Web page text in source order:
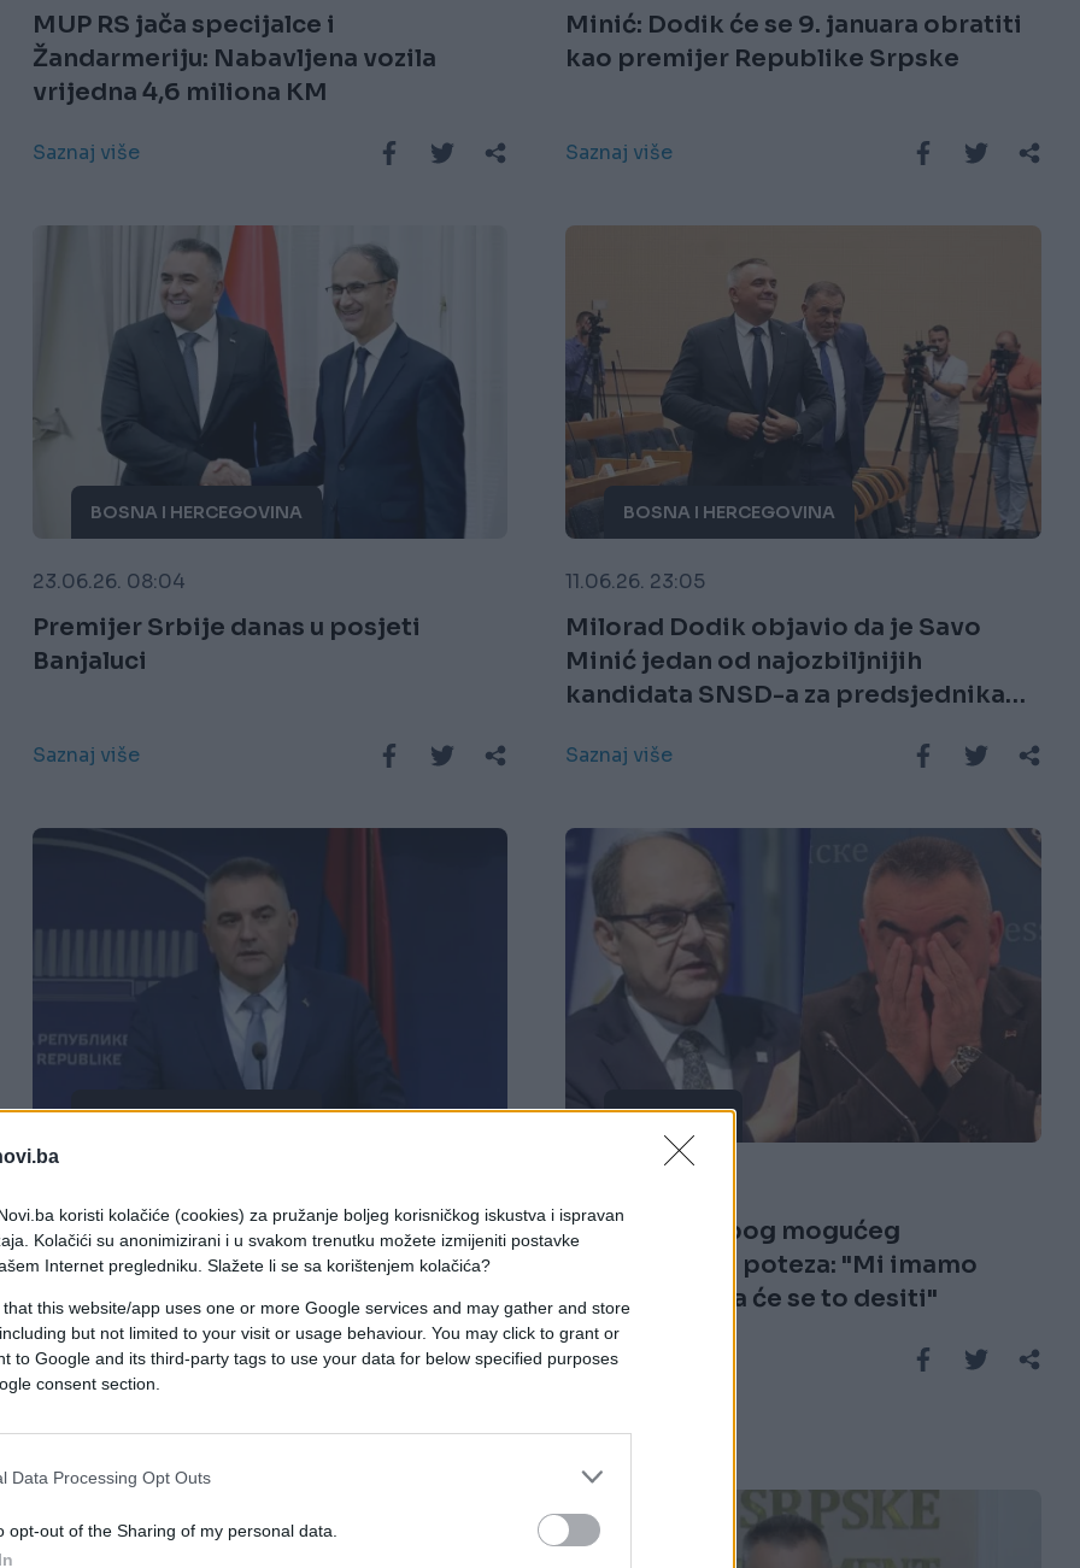
koristi kolačiće (cookies) za pružanje boljeg korisničkog iskustva i ispravan
Kolačići su anonimizirani i u svakom trenutku možete izmijeniti postavke
Internet pregledniku. Slažete li se sa korištenjem kolačića?
that this website/app uses one or more Google services and may gather and store
but not limited to your visit or usage behaviour. You may click to grant or
to Google and its third-party tags to use your data for below specified purposes
consent section.
Data Processing Opt Outs
opt-out of the Sharing of my personal data.
MUP RS jača specijalce i
Žandarmeriju: Nabavljena vozila
vrijedna 4,6 miliona KM
Saznaj više
Minić: Dodik će se 9. januara obratiti
kao premijer Republike Srpske
Saznaj više
BOSNA I HERCEGOVINA
23.06.26. 08:04
Premijer Srbije danas u posjeti
Banjaluci
Saznaj više
BOSNA I HERCEGOVINA
11.06.26. 23:05
Milorad Dodik objavio da je Savo
Minić jedan od najozbiljnijih
kandidata SNSD-a za predsjednika
Saznaj više
BOSNA I HERCEGOVINA
Panika u RS-u zbog mogućeg
Schmidtovog poteza: "Mi imamo
informaciju da će se to desiti"
Saznaj više
AKTUELNO
Panika u RS zbog mogućeg
Schmidtovog poteza: "Mi imamo
informaciju da će se to desiti"
Saznaj više